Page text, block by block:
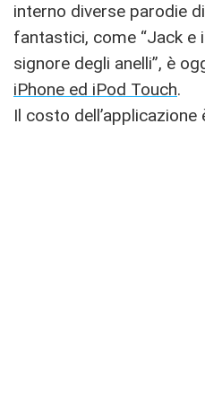
interno diverse parodie
fantastici, come “Jack e
signore degli anelli”, è
iPhone ed iPod Touch.
Il costo dell’applicazione